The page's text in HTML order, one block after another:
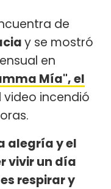
de
y se mostró
en
Mía", el
video incendió
alegría y el
vivir un día
respirar y